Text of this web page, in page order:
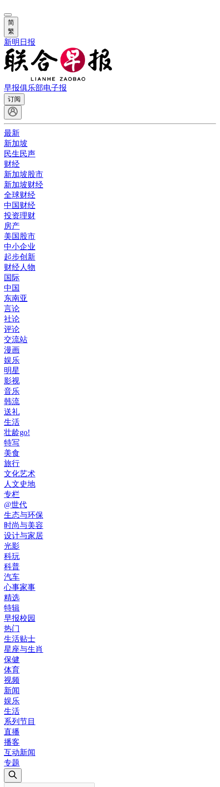
简
繁
新明日报
早报俱乐部电子报
订阅
最新
新加坡
民生民声
财经
新加坡股市
新加坡财经
全球财经
中国财经
投资理财
房产
美国股市
中小企业
起步创新
财经人物
国际
中国
东南亚
言论
社论
评论
交流站
漫画
娱乐
明星
影视
音乐
韩流
送礼
生活
壮龄go!
特写
美食
旅行
文化艺术
人文史地
专栏
@世代
生态与环保
时尚与美容
设计与家居
光影
科玩
科普
汽车
心事家事
精选
特辑
早报校园
热门
生活贴士
星座与生肖
保健
体育
视频
新闻
娱乐
生活
系列节目
直播
播客
互动新闻
专题